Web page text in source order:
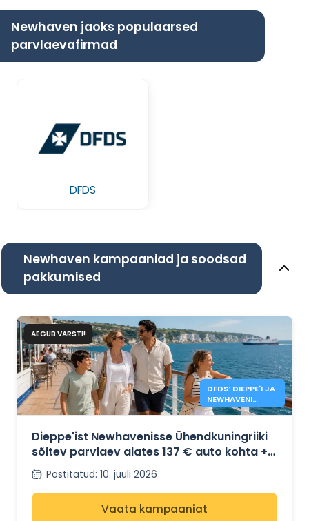
Newhaven jaoks populaarsed
parvlaevafirmad
DFDS
Newhaven kampaaniad ja soodsad
pakkumised
AEGUB VARSTI!
DFDS: DIEPPE'I JA
NEWHAVENI
VAHELISED
ALATES 137€
Dieppe'ist Newhavenisse Ühendkuningriiki
sõitev parvlaev alates 137 € auto kohta +
4 inimest DFDS-iga
Postitatud: 10. juuli 2026
Vaata kampaaniat